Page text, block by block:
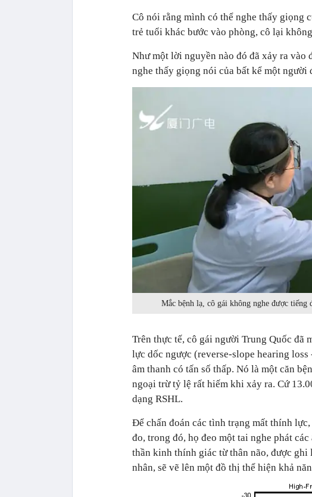
Cô nói rằng mình có thể nghe thấy giọng
trẻ tuổi khác bước vào phòng, cô lại
Như một lời nguyền nào đó đã xảy ra vào
nghe thấy giọng nói của bất kể một người
Mắc bệnh lạ, cô gái không nghe được
Trên thực tế, cô gái người Trung Quốc đã
lực dốc ngược (reverse-slope hearing
âm thanh có tấn số thấp. Nó là một căn
ngoại trừ tỷ lệ rất hiếm khi xảy ra. Cứ
dạng RSHL.
Để chấn đoán các tình trạng mất thính
đo, trong đó, họ đeo một tai nghe phát
thần kinh thính giác từ thân não, được ghi
nhân, sẽ vẽ lên một đồ thị thể hiện khả